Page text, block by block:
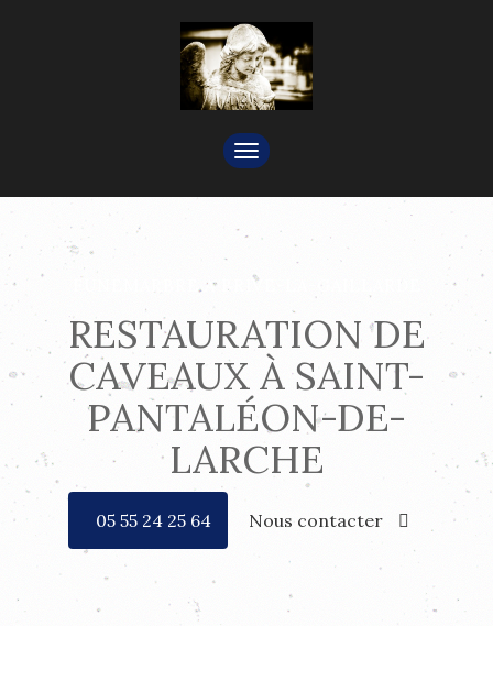
TOGGLE
NAVIGATION
FUNÉMARBRE À BRIVE-LA-GAILLARDE
RESTAURATION DE
CAVEAUX À SAINT-
PANTALÉON-DE-
LARCHE
05 55 24 25 64 Nous contacter